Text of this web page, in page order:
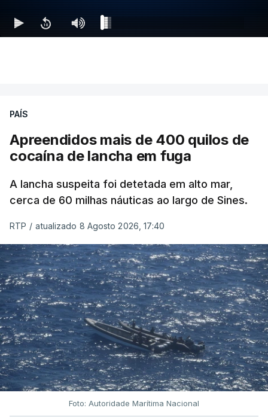
PAÍS
Apreendidos mais de 400 quilos de
cocaína de lancha em fuga
A lancha suspeita foi detetada em alto mar,
cerca de 60 milhas náuticas ao largo de Sines.
RTP / atualizado 8 Agosto 2026, 17:40
Foto: Autoridade Marítima Nacional